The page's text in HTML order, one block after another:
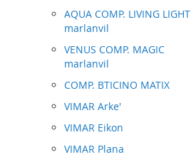
AQUA COMP. LIVING LIGHT
marlanvil
VENUS COMP. MAGIC
marlanvil
COMP. BTICINO MATIX
VIMAR Arke'
VIMAR Eikon
VIMAR Plana